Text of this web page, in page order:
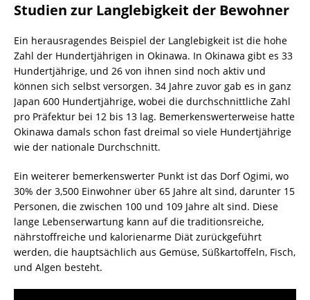
Studien zur Langlebigkeit der Bewohner
Ein herausragendes Beispiel der Langlebigkeit ist die hohe
Zahl der Hundertjährigen in Okinawa. In Okinawa gibt es 33
Hundertjährige, und 26 von ihnen sind noch aktiv und
können sich selbst versorgen. 34 Jahre zuvor gab es in ganz
Japan 600 Hundertjährige, wobei die durchschnittliche Zahl
pro Präfektur bei 12 bis 13 lag. Bemerkenswerterweise hatte
Okinawa damals schon fast dreimal so viele Hundertjährige
wie der nationale Durchschnitt.
Ein weiterer bemerkenswerter Punkt ist das Dorf Ogimi, wo
30% der 3,500 Einwohner über 65 Jahre alt sind, darunter 15
Personen, die zwischen 100 und 109 Jahre alt sind. Diese
lange Lebenserwartung kann auf die traditionsreiche,
nährstoffreiche und kalorienarme Diät zurückgeführt
werden, die hauptsächlich aus Gemüse, Süßkartoffeln, Fisch,
und Algen besteht.